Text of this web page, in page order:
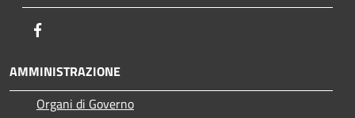
AMMINISTRAZIONE
Organi di Governo